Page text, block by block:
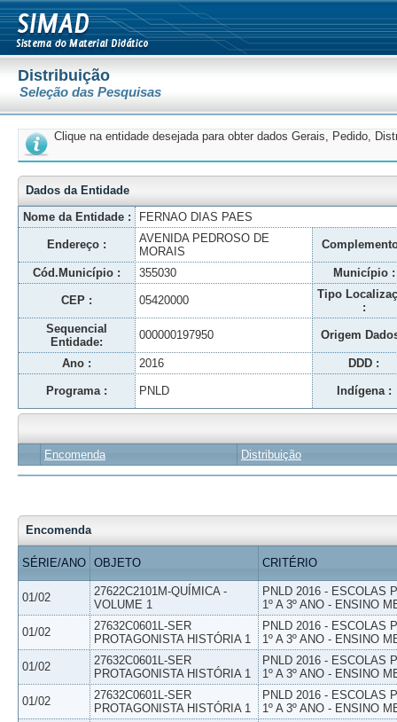
Distribuição
Seleção das Pesquisas
Clique na entidade desejada para obter dados Gerais, Pedido,
Dados da Entidade
Nome da Entidade :
FERNAO DIAS PAES
Endereço :
AVENIDA PEDROSO DE
MORAIS
Cód.Município : 355030 Município :
CEP : 05420000
Tipo
:
Sequencial
Entidade:
000000197950 Origem
Ano : 2016 DDD :
Programa : PNLD Indígena :
Encomenda Distribuição
Encomenda
SÉRIE/ANO OBJETO CRITÉRIO
01/02
27622C2101M-QUÍMICA -
VOLUME 1
PNLD 2016 - ESCOLAS
1º A 3º ANO - ENSINO
01/02
27632C0601L-SER
PROTAGONISTA HISTÓRIA 1
PNLD 2016 - ESCOLAS
1º A 3º ANO - ENSINO
01/02
27632C0601L-SER
PROTAGONISTA HISTÓRIA 1
PNLD 2016 - ESCOLAS
1º A 3º ANO - ENSINO
01/02
27632C0601L-SER
PROTAGONISTA HISTÓRIA 1
PNLD 2016 - ESCOLAS
1º A 3º ANO - ENSINO